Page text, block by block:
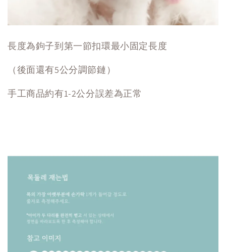
長度為鉤子到第一節扣環最小固定長度
（後面還有5公分調節鏈）
手工商品約有1-2公分誤差為正常